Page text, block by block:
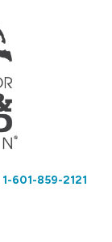
1-601-859-2121